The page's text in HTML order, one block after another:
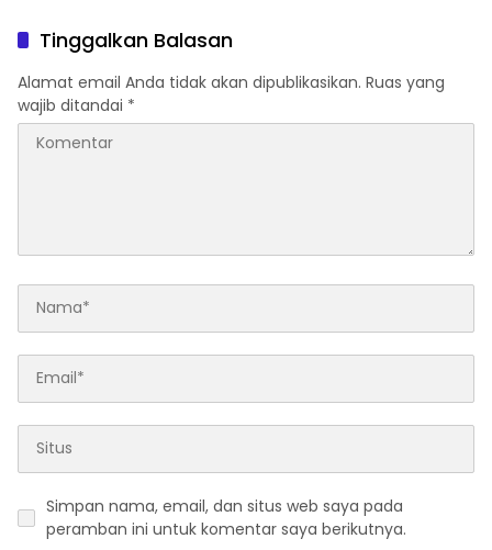
Tinggalkan Balasan
Alamat email Anda tidak akan dipublikasikan. Ruas yang
wajib ditandai *
Simpan nama, email, dan situs web saya pada
peramban ini untuk komentar saya berikutnya.